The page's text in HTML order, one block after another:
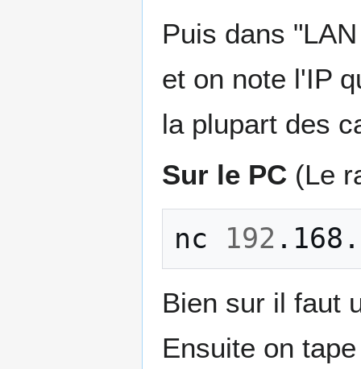
Puis dans
et on note l'IP
la plupart des
Sur le PC (Le
nc 192
Bien sur il faut
Ensuite on